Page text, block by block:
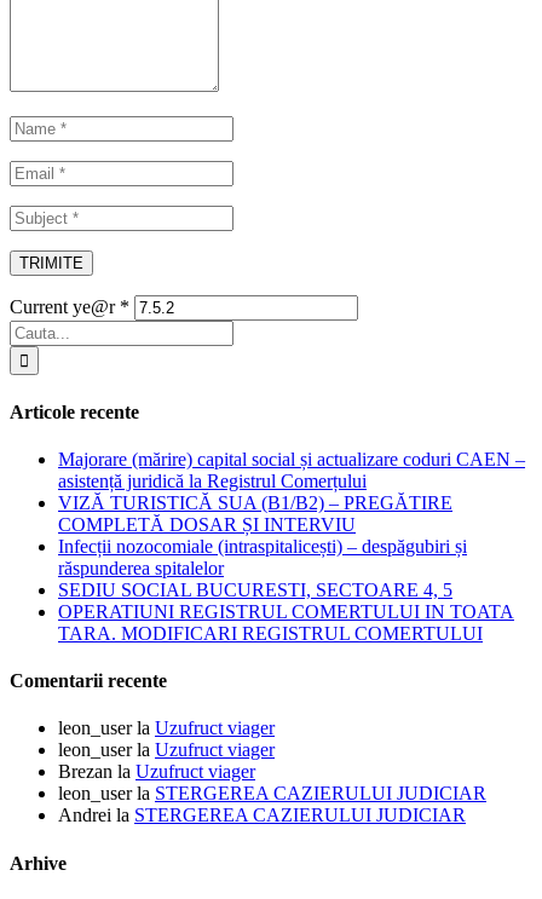
Current ye@r *
Articole recente
Majorare (mărire) capital social și actualizare coduri CAEN –
asistență juridică la Registrul Comerțului
VIZĂ TURISTICĂ SUA (B1/B2) – PREGĂTIRE
COMPLETĂ DOSAR ȘI INTERVIU
Infecții nozocomiale (intraspitalicești) – despăgubiri și
răspunderea spitalelor
SEDIU SOCIAL BUCURESTI, SECTOARE 4, 5
OPERATIUNI REGISTRUL COMERTULUI IN TOATA
TARA. MODIFICARI REGISTRUL COMERTULUI
Comentarii recente
leon_userla Uzufruct viager
leon_userla Uzufruct viager
Brezan la Uzufruct viager
leon_userla STERGEREA CAZIERULUI JUDICIAR
Andrei la STERGEREA CAZIERULUI JUDICIAR
Arhive